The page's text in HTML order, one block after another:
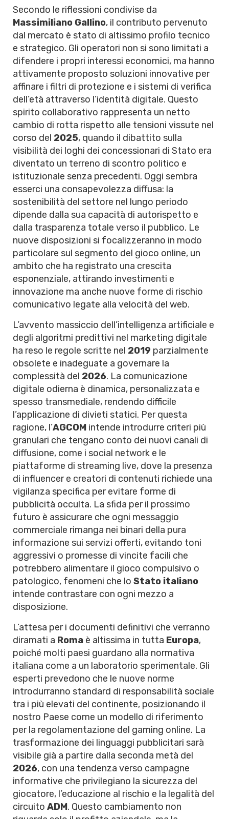
Secondo le riflessioni condivise da
Massimiliano Gallino, il contributo pervenuto
dal mercato è stato di altissimo profilo tecnico
e strategico. Gli operatori non si sono limitati a
difendere i propri interessi economici, ma hanno
attivamente proposto soluzioni innovative per
affinare i filtri di protezione e i sistemi di verifica
dell’età attraverso l’identità digitale. Questo
spirito collaborativo rappresenta un netto
cambio di rotta rispetto alle tensioni vissute nel
corso del 2025, quando il dibattito sulla
visibilità dei loghi dei concessionari di Stato era
diventato un terreno di scontro politico e
istituzionale senza precedenti. Oggi sembra
esserci una consapevolezza diffusa: la
sostenibilità del settore nel lungo periodo
dipende dalla sua capacità di autorispetto e
dalla trasparenza totale verso il pubblico. Le
nuove disposizioni si focalizzeranno in modo
particolare sul segmento del gioco online, un
ambito che ha registrato una crescita
esponenziale, attirando investimenti e
innovazione ma anche nuove forme di rischio
comunicativo legate alla velocità del web.
L’avvento massiccio dell’intelligenza artificiale e
degli algoritmi predittivi nel marketing digitale
ha reso le regole scritte nel 2019 parzialmente
obsolete e inadeguate a governare la
complessità del 2026. La comunicazione
digitale odierna è dinamica, personalizzata e
spesso transmediale, rendendo difficile
l’applicazione di divieti statici. Per questa
ragione, l’AGCOM intende introdurre criteri più
granulari che tengano conto dei nuovi canali di
diffusione, come i social network e le
piattaforme di streaming live, dove la presenza
di influencer e creatori di contenuti richiede una
vigilanza specifica per evitare forme di
pubblicità occulta. La sfida per il prossimo
futuro è assicurare che ogni messaggio
commerciale rimanga nei binari della pura
informazione sui servizi offerti, evitando toni
aggressivi o promesse di vincite facili che
potrebbero alimentare il gioco compulsivo o
patologico, fenomeni che lo Stato italiano
intende contrastare con ogni mezzo a
disposizione.
L’attesa per i documenti definitivi che verranno
diramati a Roma è altissima in tutta Europa,
poiché molti paesi guardano alla normativa
italiana come a un laboratorio sperimentale. Gli
esperti prevedono che le nuove norme
introdurranno standard di responsabilità sociale
tra i più elevati del continente, posizionando il
nostro Paese come un modello di riferimento
per la regolamentazione del gaming online. La
trasformazione dei linguaggi pubblicitari sarà
visibile già a partire dalla seconda metà del
2026, con una tendenza verso campagne
informative che privilegiano la sicurezza del
giocatore, l’educazione al rischio e la legalità del
circuito ADM. Questo cambiamento non